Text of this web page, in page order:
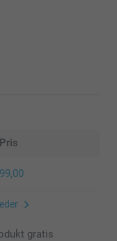
Pris
99,00
gratis